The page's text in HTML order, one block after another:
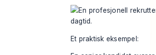
Et praktisk eksempel: